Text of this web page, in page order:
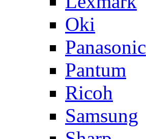
Oki
Panasonic
Pantum
Ricoh
Samsung